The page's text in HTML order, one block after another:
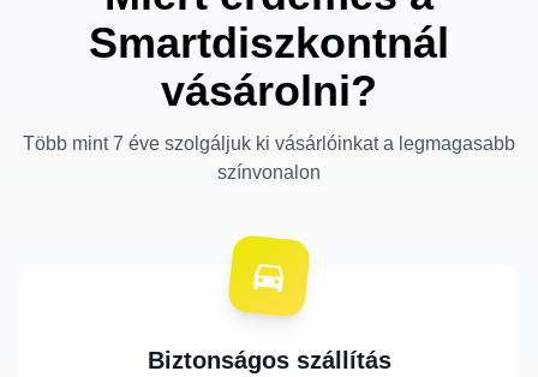
Smartdiszkontnál
vásárolni?
Több mint 7 éve szolgáljuk ki vásárlóinkat a legmagasabb
színvonalon
Biztonságos szállítás